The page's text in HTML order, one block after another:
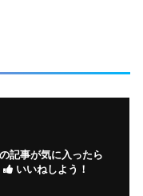
記事が気に入ったら
いいねしよう！